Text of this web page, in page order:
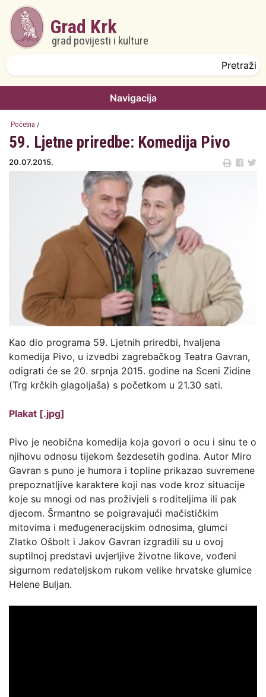
Skoči na glavni sadržaj
Grad Krk
grad povijesti i kulture
Navigacija
Početna /
59. Ljetne priredbe: Komedija Pivo
20.07.2015.
Kao dio programa 59. Ljetnih priredbi, hvaljena
komedija Pivo, u izvedbi zagrebačkog Teatra Gavran,
odigrati će se 20. srpnja 2015. godine na Sceni Zidine
(Trg krčkih glagoljaša) s početkom u 21.30 sati.
Plakat [.jpg]
Pivo je neobična komedija koja govori o ocu i sinu te o
njihovu odnosu tijekom šezdesetih godina. Autor Miro
Gavran s puno je humora i topline prikazao suvremene
prepoznatljive karaktere koji nas vode kroz situacije
koje su mnogi od nas proživjeli s roditeljima ili pak
djecom. Šrmantno se poigravajući mačističkim
mitovima i međugeneracijskim odnosima, glumci
Zlatko Ošbolt i Jakov Gavran izgradili su u ovoj
suptilnoj predstavi uvjerljive životne likove, vođeni
sigurnom redateljskom rukom velike hrvatske glumice
Helene Buljan.